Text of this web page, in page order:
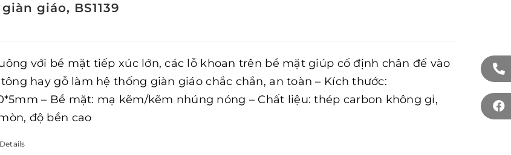
giáo, BS1139
với bề mặt tiếp xúc lớn, các lỗ khoan trên bề mặt giúp cố định chân đế vào
hay gỗ làm hệ thống giàn giáo chắc chắn, an toàn – Kích thước:
– Bề mặt: mạ kẽm/kẽm nhúng nóng – Chất liệu: thép carbon không gỉ,
độ bền cao
Details